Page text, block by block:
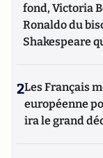
fond, Victoria
Ronaldo du
Shakespeare
2Les Français
européenne
ira le grand